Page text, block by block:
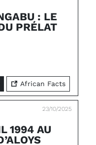
: LE
PRÉLAT
African Facts
23/10/2025
1994 AU